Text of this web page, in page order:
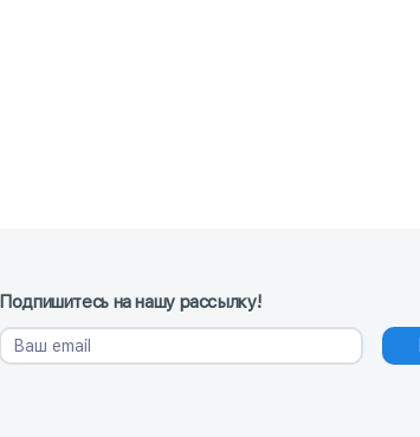
Подпишитесь на нашу рассылку!